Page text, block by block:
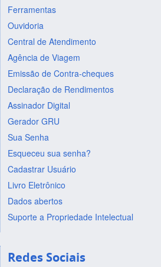
Ferramentas
Ouvidoria
Central de Atendimento
Agência de Viagem
Emissão de Contra-cheques
Declaração de Rendimentos
Assinador Digital
Gerador GRU
Sua Senha
Esqueceu sua senha?
Cadastrar Usuário
Livro Eletrônico
Dados abertos
Suporte a Propriedade Intelectual
Redes Sociais